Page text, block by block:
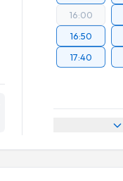
16:00
16:50
17:40